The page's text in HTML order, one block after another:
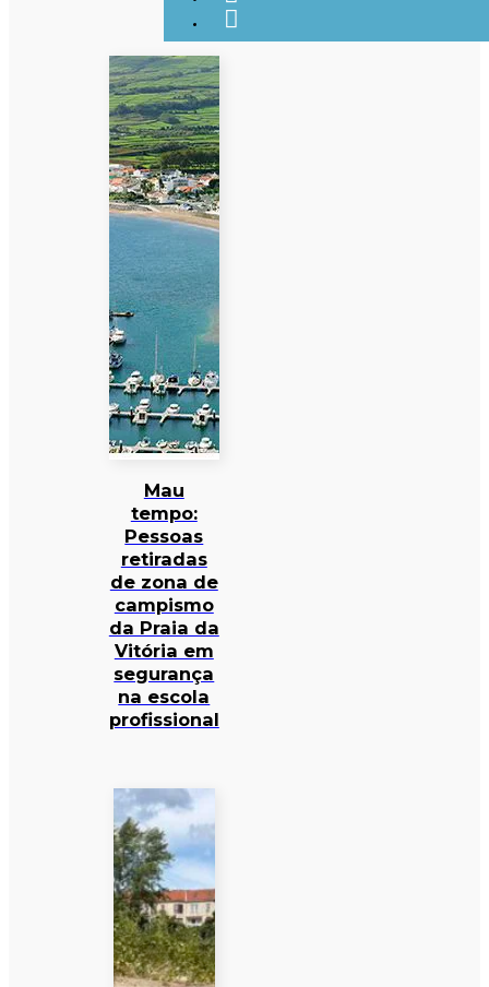
Mau
tempo:
Pessoas
retiradas
de zona de
campismo
da Praia da
Vitória em
segurança
na escola
profissional